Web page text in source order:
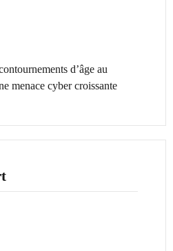
d’âge au
menace cyber croissante